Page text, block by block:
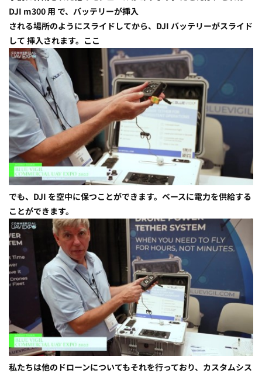
DJI m300 用 で、バッテリーが挿入
される場所のようにスライドしてから、DJI バッテリーがスライド
して 挿入されます。ここ
でも、DJI を空中に保つことができます。ベースに電力を供給する
ことができます。
私たちは他のドローンについてもそれを行っており、カスタムシス